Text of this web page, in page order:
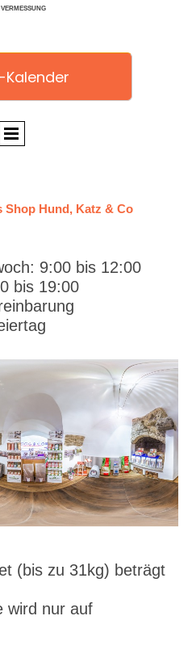
Kalender
Shop Hund, Katz & Co
9:00 bis 12:00
bis 19:00
(bis zu 31kg) beträgt
wird nur auf